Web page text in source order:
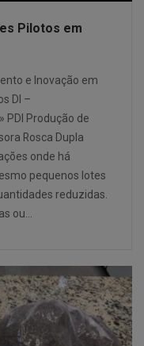
Pilotos em
e Inovação em
DI –
PDI Produção de
Rosca Dupla
onde há
pequenos lotes
reduzidas.
ou…